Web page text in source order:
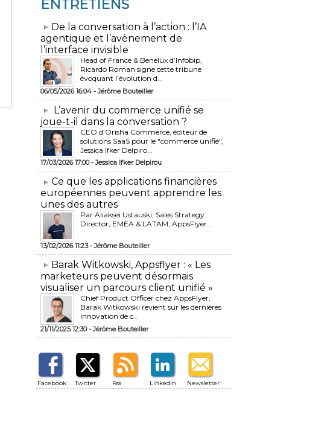
ENTRETIENS
​De la conversation à l’action : l’IA
agentique et l’avènement de
l’interface invisible
Head of France & Benelux d’Infobip,
Ricardo Roman signe cette tribune
évoquant l’évolution d...
06/05/2026 16:04 -Jérôme Bouteiller
L’avenir du commerce unifié se
joue-t-il dans la conversation ?
CEO d’Orisha Commerce, éditeur de
solutions SaaS pour le "commerce unifié",
Jessica Ifker Delpiro...
17/03/2026 17:00 -Jessica Ifker Delpirou
​Ce que les applications financières
européennes peuvent apprendre les
unes des autres
Par Aliaksei Ustauski, Sales Strategy
Director, EMEA & LATAM, AppsFlyer...
13/02/2026 11:23 -Jérôme Bouteiller
​Barak Witkowski, Appsflyer : « Les
marketeurs peuvent désormais
visualiser un parcours client unifié »
Chief Product Officer chez AppsFlyer, ​
Barak Witkowski revient sur les dernières
innovation de c...
21/11/2025 12:30 -Jérôme Bouteiller
Facebook Twitter Rss LinkedIn Newsletter